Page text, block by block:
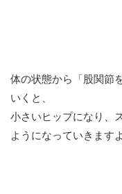
体の状態から「股関節
いくと、
小さいヒップになり、
ようになっていきます